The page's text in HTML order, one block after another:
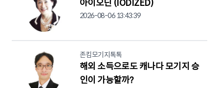
아이오딘 (IODIZED)
2026-08-06 13:43:39
존킴모기지톡톡
해외 소득으로도 캐나다 모기지 승
인이 가능할까?